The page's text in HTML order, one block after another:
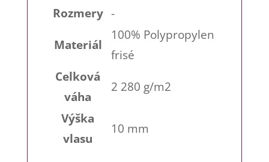
Rozmery -
Materiál
100% Polypropylen
frisé
Celková
váha
2 280 g/m2
Výška
vlasu
10 mm